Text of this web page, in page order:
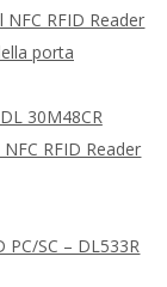
RFID Reader
porta
30M48CR
RFID Reader
SC – DL533R